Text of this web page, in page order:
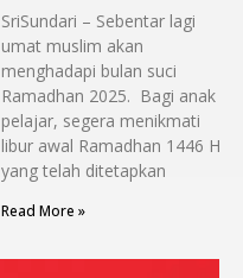
SriSundari – Sebentar lagi
umat muslim akan
menghadapi bulan suci
Ramadhan 2025. Bagi anak
pelajar, segera menikmati
libur awal Ramadhan 1446 H
yang telah ditetapkan
Read More »